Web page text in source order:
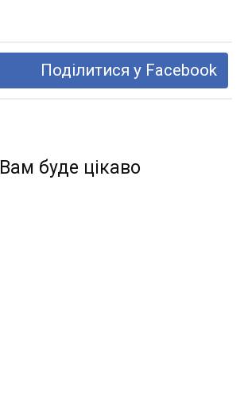
Поділитися у Facebook
Вам буде цікаво